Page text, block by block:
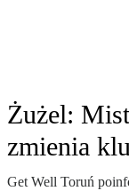
Żużel:
zmienia
Get Well Toruń